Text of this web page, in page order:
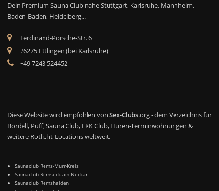
Dein Premium Sauna Club nahe Stuttgart, Karlsruhe, Mannheim,
Baden-Baden, Heidelberg...
Ferdinand-Porsche-Str. 6
76275 Ettlingen (bei Karlsruhe)
+49 7243 524452
Diese Website wird empfohlen von Sex-Clubs.org - dem Verzeichnis für
Bordell, Puff, Sauna Club, FKK Club, Huren-Terminwohnungen &
weitere Rotlicht-Locations weltweit.
Saunaclub Rems-Murr-Kreis
Saunaclub Remseck am Neckar
Saunaclub Remshalden